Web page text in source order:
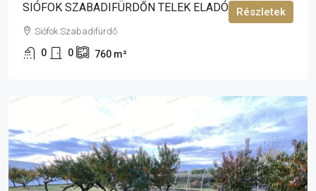
SIÓFOK SZABADIFÜRDŐN TELEK ELADÓ!
Siófok Szabadifürdő
0 0 760 m²
Részletek